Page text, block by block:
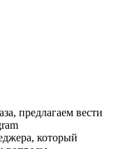
предлагаем вести
который